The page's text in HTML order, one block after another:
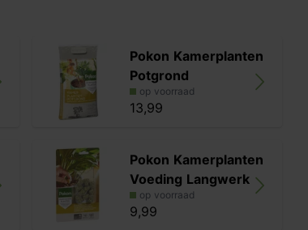
Pokon Kamerplanten
Potgrond
op voorraad
13,99
Pokon Kamerplanten
Voeding Langwerk
op voorraad
9,99